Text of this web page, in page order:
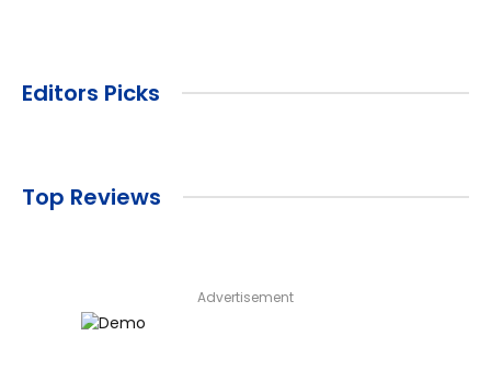
Editors Picks
Top Reviews
Advertisement